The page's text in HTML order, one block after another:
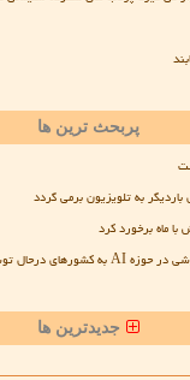
پربحث ترین ها
به تلویزیون برمی گردد
جدیدترین ها